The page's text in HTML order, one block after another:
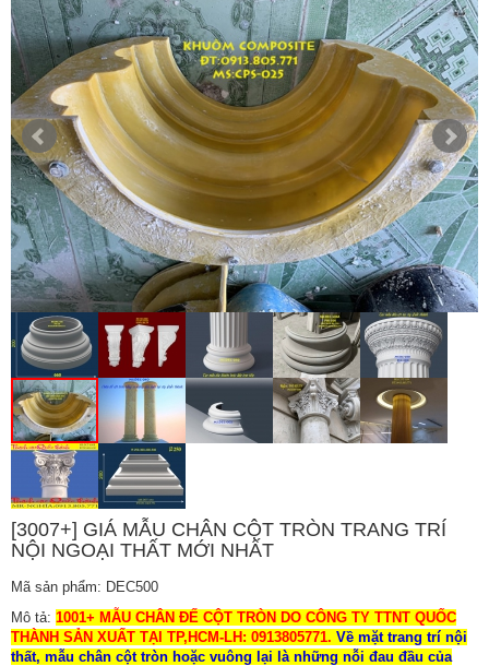
[3007+] GIÁ MẪU CHÂN CỘT TRÒN TRANG TRÍ
NỘI NGOẠI THẤT MỚI NHẤT
Mã sản phẩm: DEC500
Mô tả: 1001+ MẪU CHÂN ĐẾ CỘT TRÒN DO CÔNG TY TTNT QUỐC
THÀNH SẢN XUẤT TẠI TP,HCM-LH: 0913805771. Về mặt trang trí nội
thất, mẫu chân cột tròn hoặc vuông lại là những nỗi đau đầu của